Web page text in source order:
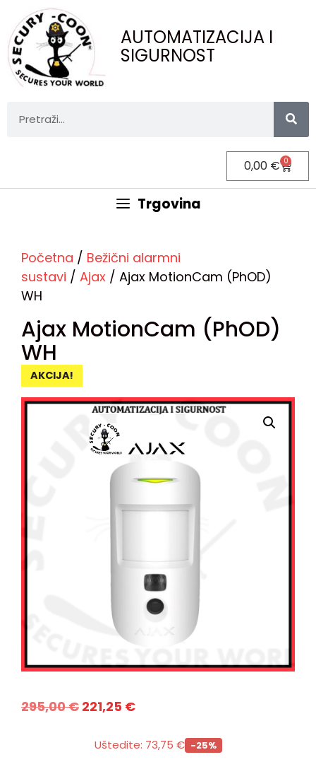
AUTOMATIZACIJA I
SIGURNOST
0,00 € 0
Trgovina
Početna / Bežični alarmni
sustavi / Ajax / Ajax MotionCam (PhOD)
WH
Ajax MotionCam (PhOD)
WH
AKCIJA!
295,00€ 221,25 €
Uštedite: 73,75 € -25%